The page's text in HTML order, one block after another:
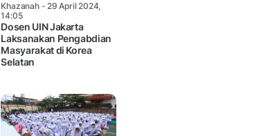
Khazanah- 29 April 2024,
14:05
Dosen UIN Jakarta
Laksanakan Pengabdian
Masyarakat di Korea
Selatan